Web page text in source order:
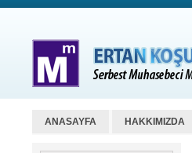
ANASAYFA HAKKIMIZDA